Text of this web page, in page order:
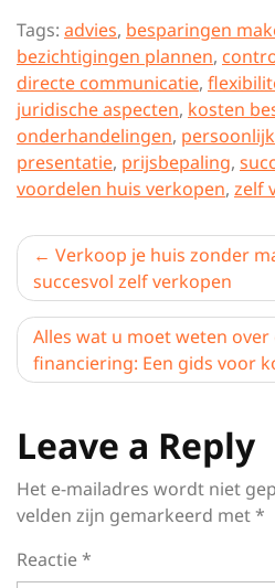
Tags: advies, besparingen
bezichtigingen plannen,
directe communicatie,
juridische aspecten, kosten
onderhandelingen,
presentatie, prijsbepaling,
voordelen huis verkopen, zelf
Verkoop je huis zonder
succesvol zelf verkopen
Alles wat u moet weten
financiering: Een gids voor
Leave a Reply
Het e-mailadres wordt niet
velden zijn gemarkeerd met*
Reactie*